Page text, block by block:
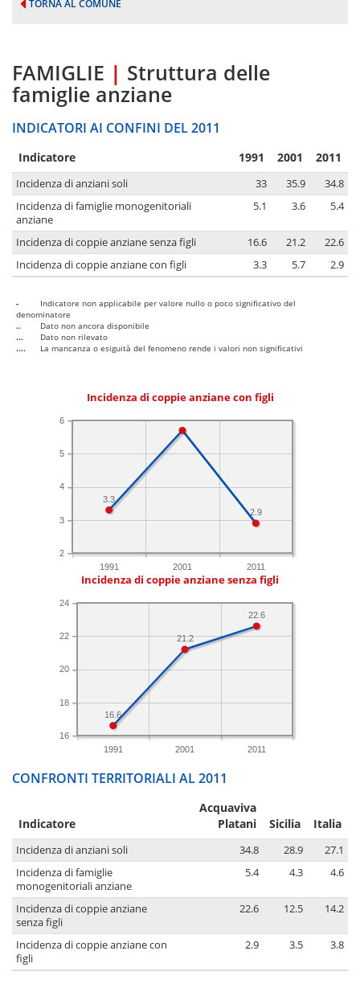
TORNA AL COMUNE
FAMIGLIE | Struttura delle
famiglie anziane
INDICATORI AI CONFINI DEL 2011
Indicatore 1991 2001 2011
Incidenza di anziani soli 33 35.9
34.8
Incidenza di famiglie monogenitoriali
anziane
5.1 3.6 5.4
Incidenza di coppie anziane senza figli 16.6 21.2
22.6
Incidenza di coppie anziane con figli
3.3 5.7 2.9
-
Indicatore non applicabile per valore nullo o poco significativo del
denominatore
..
Dato non ancora disponibile
...
Dato non rilevato
....
La mancanza o esiguità del fenomeno rende i valori non significativi
Incidenza di coppie anziane con figli
1991 2001 2011
2
3
4
5
6
2.9
3.3
Incidenza di coppie anziane senza figli
1991 2001 2011
16
18
20
22
24
22.6
21.2
16.6
CONFRONTI TERRITORIALI AL 2011
Indicatore
Acquaviva
Platani
Sicilia Italia
Incidenza di anziani soli 34.8 28.9
27.1
Incidenza di famiglie
monogenitoriali anziane
5.4 4.3 4.6
Incidenza di coppie anziane
senza figli
22.6 12.5 14.2
Incidenza di coppie anziane con
figli
2.9 3.5 3.8